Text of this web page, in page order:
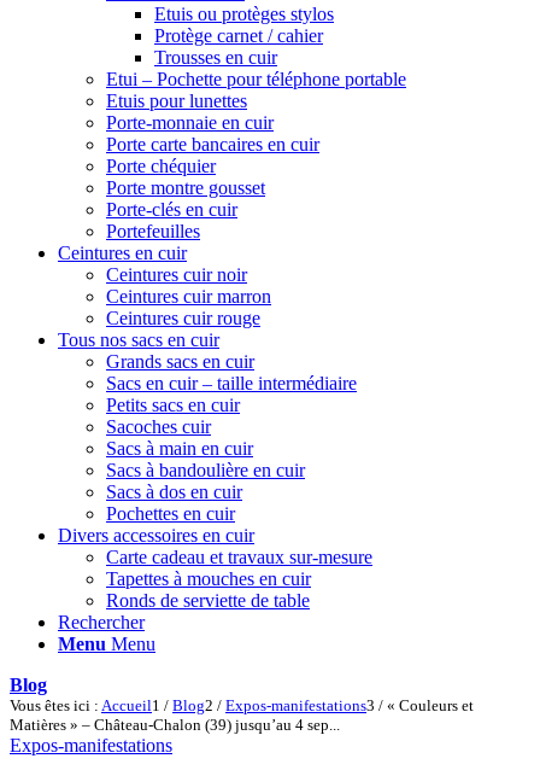
Etuis ou protèges stylos
Protège carnet / cahier
Trousses en cuir
Etui – Pochette pour téléphone portable
Etuis pour lunettes
Porte-monnaie en cuir
Porte carte bancaires en cuir
Porte chéquier
Porte montre gousset
Porte-clés en cuir
Portefeuilles
Ceintures en cuir
Ceintures cuir noir
Ceintures cuir marron
Ceintures cuir rouge
Tous nos sacs en cuir
Grands sacs en cuir
Sacs en cuir – taille intermédiaire
Petits sacs en cuir
Sacoches cuir
Sacs à main en cuir
Sacs à bandoulière en cuir
Sacs à dos en cuir
Pochettes en cuir
Divers accessoires en cuir
Carte cadeau et travaux sur-mesure
Tapettes à mouches en cuir
Ronds de serviette de table
Rechercher
Menu Menu
Blog
Vous êtes ici : Accueil1 / Blog2 / Expos-manifestations3 / « Couleurs et
Matières » – Château-Chalon (39) jusqu’au 4 sep...
Expos-manifestations